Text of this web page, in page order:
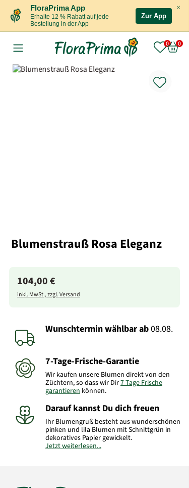
×
FloraPrima App
Erhalte 12 % Rabatt auf jede
Bestellung in der App
Zur App
Blumenstrauß Rosa Eleganz
104,00 €
inkl. MwSt., zzgl. Versand
Wunschtermin wählbarab08.08.
7-Tage-Frische-Garantie
Wir kaufen unsere Blumen direkt von den
Züchtern, so dass wir Dir7 Tage Frische
garantieren können.
Darauf kannst Du dich freuen
Ihr Blumengruß besteht aus wunderschönen
pinken und lila Blumen mit Schnittgrün in
dekoratives Papier gewickelt.
Jetzt weiterlesen...